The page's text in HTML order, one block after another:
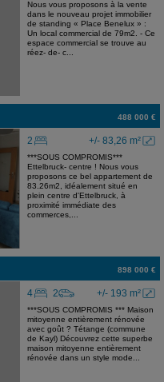
Nous vous proposons à la vente
dans le nouveau projet immobilier
de standing « Place Benelux » :
Un local commercial de 79m2. - Ce
espace commercial se trouve au
réez- de- c...
488 000 €
+/- 83,26 m²
2
***SOUS COMPROMIS***
Ettelbruck- centre ! Nous vous
proposons ce bel appartement de
83.26m2, idéalement situé en
plein centre d'Ettelbruck, à
proximité immédiate des
commerces,...
898 000 €
+/- 193 m²
4 2
***SOUS COMPROMIS *** Maison
mitoyenne entièrement rénovée
avec goût ? Tétange (commune
de Kayl) Découvrez cette superbe
maison mitoyenne entièrement
rénovée dans un style mode...